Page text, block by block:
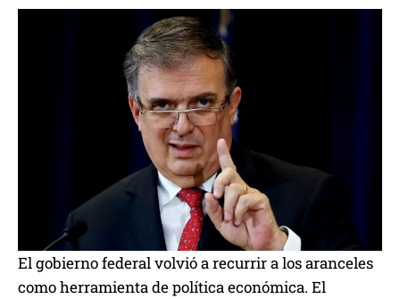
El gobierno federal volvió a recurrir a los aranceles
como herramienta de política económica. El